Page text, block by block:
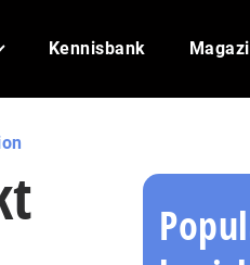
Kennisbank